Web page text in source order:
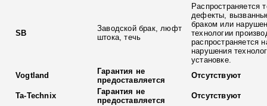
SB
Заводской брак, люфт
штока, течь
Распространяется
дефекты,
браком или
технологии
распространяется
нарушения
установке.
Vogtland
Гарантия не
предоставляется
Отсутствуют
Ta-Technix
Гарантия не
предоставляется
Отсутствуют